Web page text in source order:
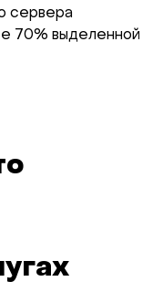
сервера
70% выделенной